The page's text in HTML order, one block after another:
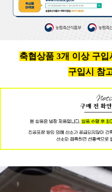
축협상품 3개 이상 구
구입시 참